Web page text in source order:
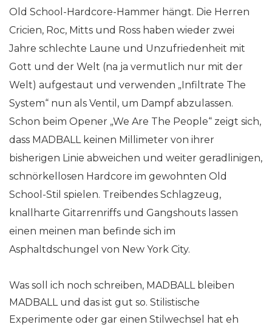
Old School-Hardcore-Hammer hängt. Die Herren
Cricien, Roc, Mitts und Ross haben wieder zwei
Jahre schlechte Laune und Unzufriedenheit mit
Gott und der Welt (na ja vermutlich nur mit der
Welt) aufgestaut und verwenden „Infiltrate The
System“ nun als Ventil, um Dampf abzulassen.
Schon beim Opener „We Are The People“ zeigt sich,
dass MADBALL keinen Millimeter von ihrer
bisherigen Linie abweichen und weiter geradlinigen,
schnörkellosen Hardcore im gewohnten Old
School-Stil spielen. Treibendes Schlagzeug,
knallharte Gitarrenriffs und Gangshouts lassen
einen meinen man befinde sich im
Asphaltdschungel von New York City.
Was soll ich noch schreiben, MADBALL bleiben
MADBALL und das ist gut so. Stilistische
Experimente oder gar einen Stilwechsel hat eh